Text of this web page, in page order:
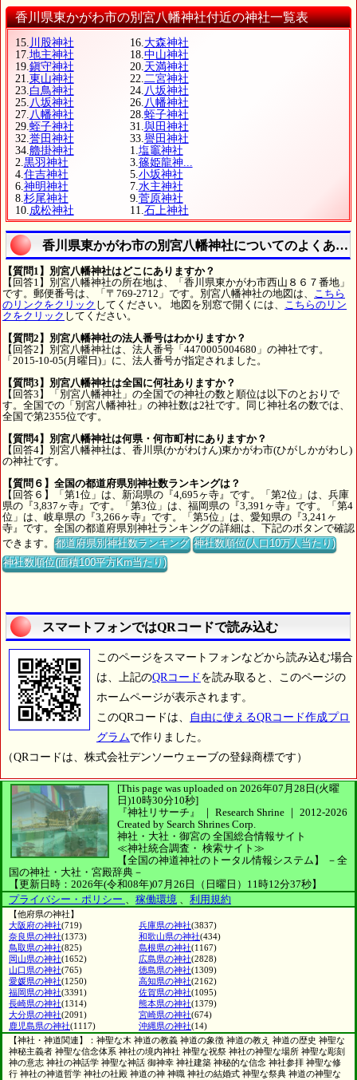
香川県東かがわ市の別宮八幡神社付近の神社一覧表
15. 川股神社 16. 大森神社
17. 地主神社 18. 中山神社
19. 鎭守神社 20. 天満神社
21. 東山神社 22. 二宮神社
23. 白鳥神社 24. 八坂神社
25. 八坂神社 26. 八幡神社
27. 八幡神社 28. 蛭子神社
29. 蛭子神社 31. 與田神社
32. 誉田神社 33. 譽田神社
34. 艪掛神社 1. 塩竈神社
2. 黒羽神社 3. 篠姫龍神...
4. 住吉神社 5. 小坂神社
6. 神明神社 7. 水主神社
8. 杉尾神社 9. 菅原神社
10. 成松神社 11. 石上神社
香川県東かがわ市の別宮八幡神社についてのよくある
【質問1】別宮八幡神社はどこにありますか？
【回答1】別宮八幡神社の所在地は、「香川県東かがわ市西山８６７番地」
です。郵便番号は、「〒769-2712」です。別宮八幡神社の地図は、
こちら
のリンクをクリック してください。 地図を別窓で開くには、
こちらのリン
クをクリック してください。
【質問2】別宮八幡神社の法人番号はわかりますか？
【回答2】別宮八幡神社は、法人番号「4470005004680」の神社です。
「2015-10-05(月曜日)」に、法人番号が指定されました。
【質問3】別宮八幡神社は全国に何社ありますか？
【回答3】「別宮八幡神社」の全国での神社の数と順位は以下のとおりで
す。全国での「別宮八幡神社」の神社数は2社です。同じ神社名の数では、
全国で第2355位です。
【質問4】別宮八幡神社は何県・何市町村にありますか？
【回答4】別宮八幡神社は、香川県(かがわけん)東かがわ市(ひがしかがわし)
の神社です。
【質問６】全国の都道府県別神社数ランキングは？
【回答６】「第1位」は、新潟県の『4,695ヶ寺』です。「第2位」は、兵庫
県の『3,837ヶ寺』です。「第3位」は、福岡県の『3,391ヶ寺』です。「第4
位」は、岐阜県の『3,266ヶ寺』です。「第5位」は、愛知県の『3,241ヶ
寺』です。全国の都道府県別神社ランキングの詳細は、下記のボタンで確認
できます。都道府県別神社数ランキング 神社数順位(人口10万人当たり)
神社数順位(面積100平方Km当たり)
スマートフォンではQRコードで読み込む
このページをスマートフォンなどから読み込む場合
は、上記のQRコード を読み取ると、このページの
ホームページが表示されます。
このQRコードは、
自由に使えるQRコード作成プロ
グラムで作りました。
（QRコードは、株式会社デンソーウェーブの登録商標です）
[This page was uploaded on 2026年07月28日(火曜
日)10時30分10秒]
『神社リサーチ』 ｜ Research Shrine ｜ 2012-2026
Created by Search Shrines Corp.
神社・大社・御宮の 全国総合情報サイト
≪神社統合調査・ 検索サイト≫
【全国の神道神社のトータル情報システム】
－全
国の神社・大社・宮殿辞典－
【更新日時：2026年(令和08年)07月26日（日曜日）11時12分37秒】
プライバシー・ポリシー
稼働環境 利用規約
【他府県の神社】
大阪府の神社(719) 兵庫県の神社(3837)
奈良県の神社(1373) 和歌山県の神社(434)
鳥取県の神社(825) 島根県の神社(1167)
岡山県の神社(1652) 広島県の神社(2828)
山口県の神社(765) 徳島県の神社(1309)
愛媛県の神社(1250) 高知県の神社(2162)
福岡県の神社(3391) 佐賀県の神社(1095)
長崎県の神社(1314) 熊本県の神社(1379)
大分県の神社(2091) 宮崎県の神社(674)
鹿児島県の神社(1117) 沖縄県の神社(14)
【神社・神道関連】：神聖な木 神道の教義 神道の象徴 神道の教え 神道の歴史 神聖な
神秘主義者 神聖な信念体系 神社の境内神社 神聖な祝祭 神社の神聖な場所 神聖な彫刻
神の意志 神社の神話学 神聖な神話 御神幸 神社建築 神秘的な信念 神社参拝 神聖な修
行 神社の神道哲学 神社の社殿 神道の神 神職 神社の結婚式 神聖な祭典 神道の神聖な